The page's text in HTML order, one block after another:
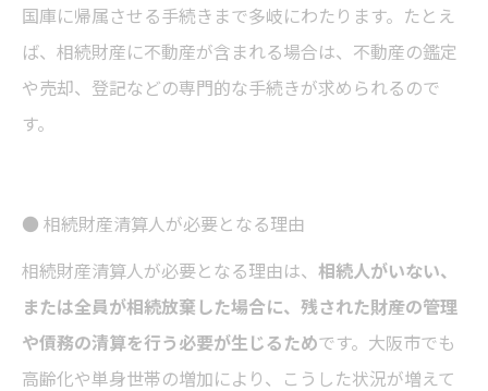
国庫に帰属させる手続きまで多岐にわたります。たとえ
ば、相続財産に不動産が含まれる場合は、不動産の鑑定
や売却、登記などの専門的な手続きが求められるので
す。
● 相続財産清算人が必要となる理由
相続財産清算人が必要となる理由は、 相続人がいない、
または全員が相続放棄した場合に、残された財産の管理
や債務の清算を行う必要が生じるためです。大阪市でも
高齢化や単身世帯の増加により、こうした状況が増えて